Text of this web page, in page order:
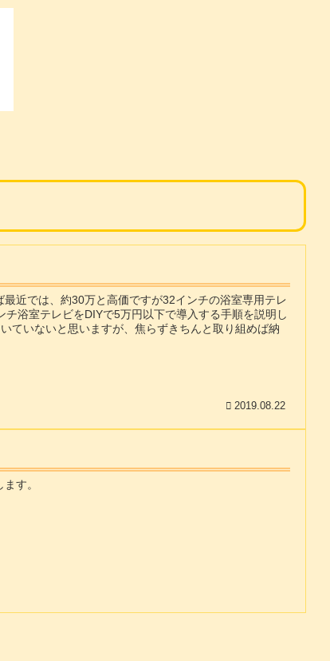
近では、約30万と高価ですが32インチの浴室専用テレ
浴室テレビをDIYで5万円以下で導入する手順を説明し
ていないと思いますが、焦らずきちんと取り組めば納
2019.08.22
す。